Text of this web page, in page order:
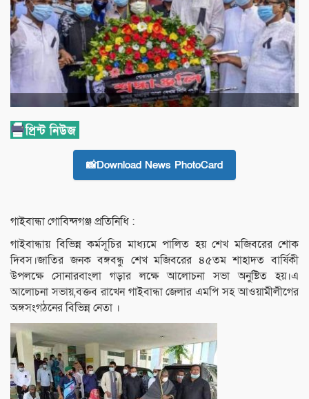
📸Download News PhotoCard
গাইবান্ধা গোবিন্দগঞ্জ প্রতিনিধি :
গাইবান্ধায় বিভিন্ন কর্মসূচির মাধ্যমে পালিত হয় শেখ মজিবরের শোক
দিবস।জাতির জনক বঙ্গবন্ধু শেখ মজিবরের ৪৫তম শাহাদত বার্ষিকী
উপলক্ষে সোনারবাংলা গড়ার লক্ষে আলোচনা সভা অনুষ্টিত হয়।এ
আলোচনা সভায়,বক্তব রাখেন গাইবান্ধা জেলার এমপি সহ আওয়ামীলীগের
অঙ্গসংগঠনের বিভিন্ন নেতা ।